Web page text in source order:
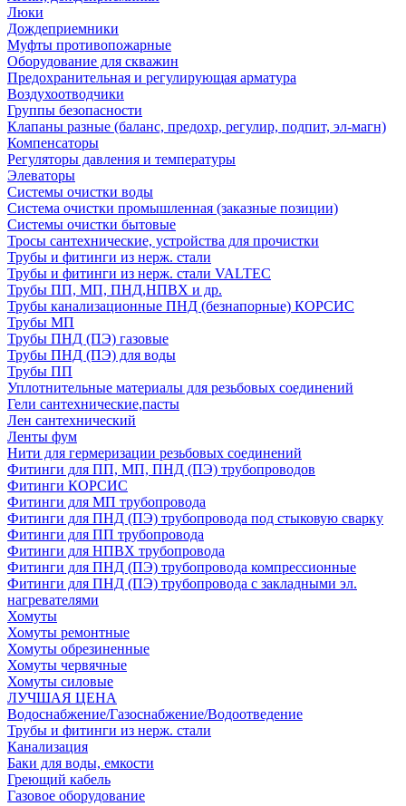
Люки
Дождеприемники
Муфты противопожарные
Оборудование для скважин
Предохранительная и регулирующая арматура
Воздухоотводчики
Группы безопасности
Клапаны разные (баланс, предохр, регулир, подпит, эл-магн)
Компенсаторы
Регуляторы давления и температуры
Элеваторы
Системы очистки воды
Система очистки промышленная (заказные позиции)
Системы очистки бытовые
Тросы сантехнические, устройства для прочистки
Трубы и фитинги из нерж. стали
Трубы и фитинги из нерж. стали VALTEC
Трубы ПП, МП, ПНД,НПВХ и др.
Трубы канализационные ПНД (безнапорные) КОРСИС
Трубы МП
Трубы ПНД (ПЭ) газовые
Трубы ПНД (ПЭ) для воды
Трубы ПП
Уплотнительные материалы для резьбовых соединений
Гели сантехнические,пасты
Лен сантехнический
Ленты фум
Нити для гермеризации резьбовых соединений
Фитинги для ПП, МП, ПНД (ПЭ) трубопроводов
Фитинги КОРСИС
Фитинги для МП трубопровода
Фитинги для ПНД (ПЭ) трубопровода под стыковую сварку
Фитинги для ПП трубопровода
Фитинги для НПВХ трубопровода
Фитинги для ПНД (ПЭ) трубопровода компрессионные
Фитинги для ПНД (ПЭ) трубопровода с закладными эл.
нагревателями
Хомуты
Хомуты ремонтные
Хомуты обрезиненные
Хомуты червячные
Хомуты силовые
ЛУЧШАЯ ЦЕНА
Водоснабжение/Газоснабжение/Водоотведение
Трубы и фитинги из нерж. стали
Канализация
Баки для воды, емкости
Греющий кабель
Газовое оборудование